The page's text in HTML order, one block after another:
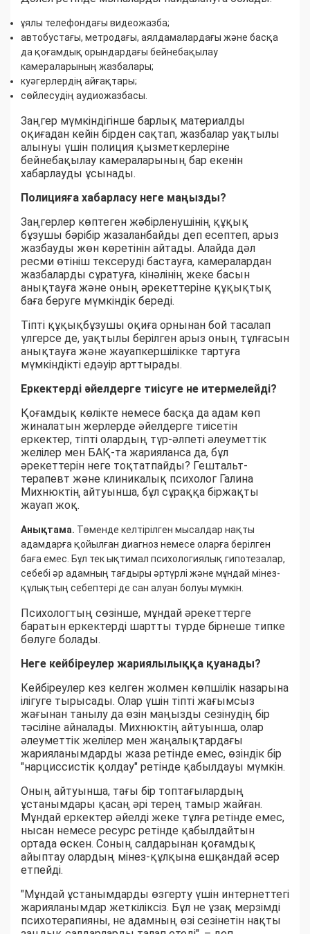
ұялы телефондағы видеожазба;
автобустағы, метродағы, аялдамалардағы және басқа
да қоғамдық орындардағы бейнебақылау
камераларының жазбалары;
куәгерлердің айғақтары;
сөйлесудің аудиожазбасы.
Заңгер мүмкіндігінше барлық материалды
оқиғадан кейін бірден сақтап, жазбалар уақтылы
алынуы үшін полиция қызметкерлеріне
бейнебақылау камераларының бар екенін
хабарлауды ұсынады.
Полицияға хабарласу неге маңызды?
Заңгерлер көптеген жәбірленушінің құқық
бұзушы бәрібір жазаланбайды деп есептеп, арыз
жазбауды жөн көретінін айтады. Алайда дәл
ресми өтініш тексеруді бастауға, камералардан
жазбаларды сұратуға, кінәлінің жеке басын
анықтауға және оның әрекеттеріне құқықтық
баға беруге мүмкіндік береді.
Тіпті құқықбұзушы оқиға орнынан бой тасалап
үлгерсе де, уақтылы берілген арыз оның тұлғасын
анықтауға және жауапкершілікке тартуға
мүмкіндікті едәуір арттырады.
Еркектерді әйелдерге тиісуге не итермелейді?
Қоғамдық көлікте немесе басқа да адам көп
жиналатын жерлерде әйелдерге тиісетін
еркектер, тіпті олардың түр-әлпеті әлеуметтік
желілер мен БАҚ-та жарияланса да, бұл
әрекеттерін неге тоқтатпайды? Гештальт-
терапевт және клиникалық психолог Галина
Михнюктің айтуынша, бұл сұраққа біржақты
жауап жоқ.
Анықтама. Төменде келтірілген мысалдар нақты
адамдарға қойылған диагноз немесе оларға берілген
баға емес. Бұл тек ықтимал психологиялық гипотезалар,
себебі әр адамның тағдыры әртүрлі және мұндай мінез-
құлықтың себептері де сан алуан болуы мүмкін.
Психологтың сөзінше, мұндай әрекеттерге
баратын еркектерді шартты түрде бірнеше типке
бөлуге болады.
Неге кейбіреулер жариялылыққа қуанады?
Кейбіреулер кез келген жолмен көпшілік назарына
ілігуге тырысады. Олар үшін тіпті жағымсыз
жағынан танылу да өзін маңызды сезінудің бір
тәсіліне айналады. Михнюктің айтуынша, олар
әлеуметтік желілер мен жаңалықтардағы
жарияланымдарды жаза ретінде емес, өзіндік бір
"нарциссистік қолдау" ретінде қабылдауы мүмкін.
Оның айтуынша, тағы бір топтағылардың
ұстанымдары қасаң әрі терең тамыр жайған.
Мұндай еркектер әйелді жеке тұлға ретінде емес,
нысан немесе ресурс ретінде қабылдайтын
ортада өскен. Соның салдарынан қоғамдық
айыптау олардың мінез-құлқына ешқандай әсер
етпейді.
"Мұндай ұстанымдарды өзгерту үшін интернеттегі
жарияланымдар жеткіліксіз. Бұл не ұзақ мерзімді
психотерапияны, не адамның өзі сезінетін нақты